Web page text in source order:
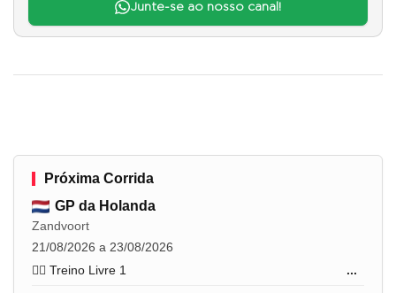
Junte-se ao nosso canal!
Próxima Corrida
GP da Holanda
Zandvoort
21/08/2026 a 23/08/2026
🏋️‍♂️ Treino Livre 1
...